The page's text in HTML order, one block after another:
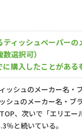
ティッシュペーパー
選択可）
購入したことがある
ッシュのメーカー名
シュのメーカー名・ブ
、次いで「エリエ
％と続いている。